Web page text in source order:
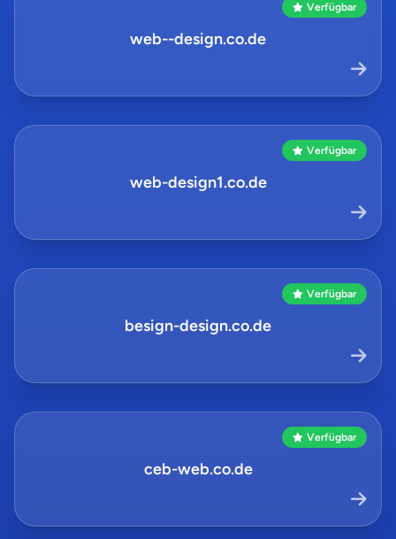
Verfügbar
web--design.co.de
Verfügbar
web-design1.co.de
Verfügbar
besign-design.co.de
Verfügbar
ceb-web.co.de